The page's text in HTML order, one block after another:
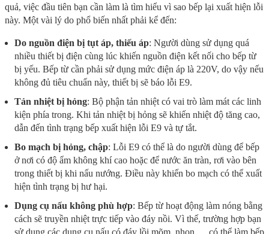
quả, việc đầu tiên bạn cần làm là tìm hiểu vì sao bếp lại xuất hiện lỗi
này. Một vài lý do phổ biến nhất phải kể đến:
Do nguồn điện bị tụt áp, thiếu áp: Người dùng sử dụng quá
nhiều thiết bị điện cùng lúc khiến nguồn điện kết nối cho bếp từ
bị yếu. Bếp từ cần phải sử dụng mức điện áp là 220V, do vậy nếu
không đủ tiêu chuẩn này, thiết bị sẽ báo lỗi E9.
Tản nhiệt bị hỏng: Bộ phận tản nhiệt có vai trò làm mát các linh
kiện phía trong. Khi tản nhiệt bị hỏng sẽ khiến nhiệt độ tăng cao,
dẫn đến tình trạng bếp xuất hiện lỗi E9 và tự tắt.
Bo mạch bị hỏng, chập: Lỗi E9 có thể là do người dùng để bếp
ở nơi có độ ẩm không khí cao hoặc để nước ăn tràn, rơi vào bên
trong thiết bị khi nấu nướng. Điều này khiến bo mạch có thể xuất
hiện tình trạng bị hư hại.
Dụng cụ nấu không phù hợp: Bếp từ hoạt động làm nóng bằng
cách sẽ truyền nhiệt trực tiếp vào đáy nồi. Vì thế, trường hợp bạn